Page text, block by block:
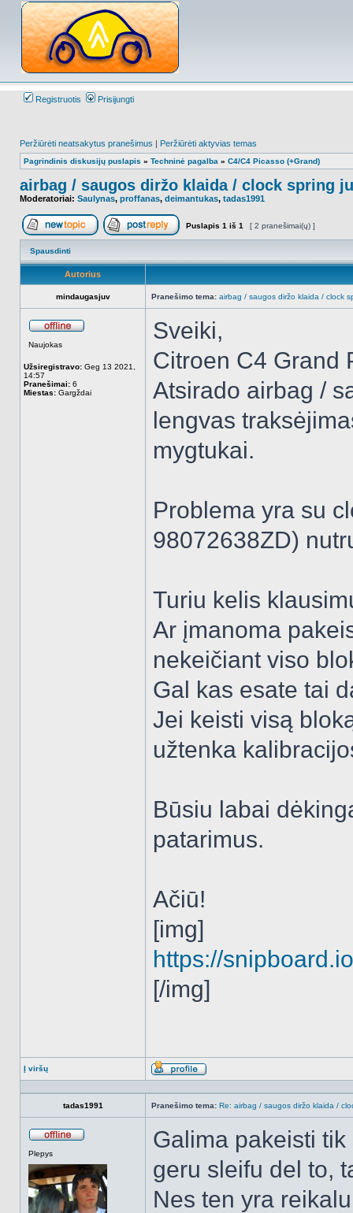
Registruotis Prisijungti
Peržiūrėti neatsakytus pranešimus | Peržiūrėti aktyvias temas
Pagrindinis diskusijų puslapis » Techninė pagalba » C4/C4 Picasso (+Grand)
airbag / saugos diržo klaida / clock spring
Moderatoriai: Saulynas, proffanas, deimantukas, tadas1991
Naujos temos kūrimasAtsakyti į temą
Puslapis 1 iš 1 [ 2 pranešimai(ų) ]
Spausdinti
Autorius
mindaugasjuv Pranešimo tema: airbag / saugos diržo klaida / clock
Naujokas
Užsiregistravo: Geg 13 2021,
14:57
Pranešimai: 6
Miestas: Gargždai
Sveiki,
Citroen C4 Grand
Atsirado airbag /
lengvas
mygtukai.
Problema yra su
98072638ZD)
Turiu kelis
Ar įmanoma
nekeičiant viso
Gal kas esate tai
Jei keisti visą
užtenka
Būsiu labai
patarimus.
Ačiū!
[img]
https://
[/img]
Į viršų
Aprašymas
tadas1991 Pranešimo tema: Re: airbag / saugos diržo klaida /
Plepys
Galima pakeisti
geru sleifu del to,
Nes ten yra